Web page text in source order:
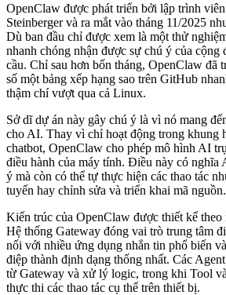
OpenClaw được phát triển bởi lập trình
Steinberger và ra mắt vào tháng 11/2025
Dù ban đầu chỉ được xem là một thử
nhanh chóng nhận được sự chú ý của cộng
cầu. Chỉ sau hơn bốn tháng, OpenClaw đã
số một bảng xếp hạng sao trên GitHub
thậm chí vượt qua cả Linux.
Sở dĩ dự án này gây chú ý là vì nó mang
cho AI. Thay vì chỉ hoạt động trong khung
chatbot, OpenClaw cho phép mô hình AI
điều hành của máy tính. Điều này có nghĩa
ý mà còn có thể tự thực hiện các thao tác
tuyến hay chỉnh sửa và triển khai mã nguồn.
Kiến trúc của OpenClaw được thiết kế theo
Hệ thống Gateway đóng vai trò trung tâm
nối với nhiều ứng dụng nhắn tin phổ biến
điệp thành định dạng thống nhất. Các
từ Gateway và xử lý logic, trong khi Tool
thực thi các thao tác cụ thể trên thiết bị.